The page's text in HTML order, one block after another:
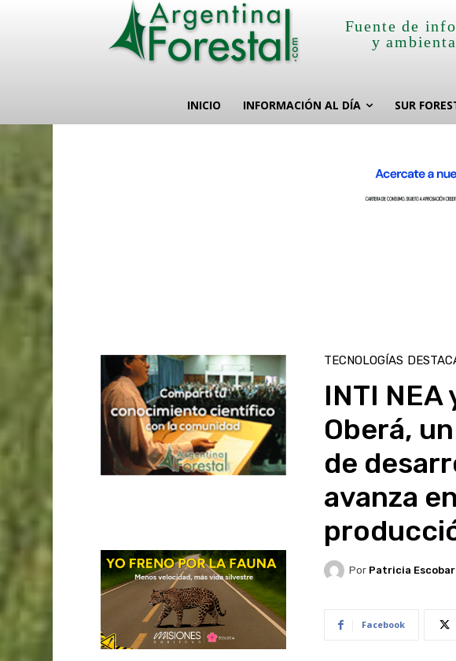
Fuente de
y
INICIO INFORMACIÓN AL DÍA SUR
TECNOLOGÍAS
INTI
Oberá,
de
avanza
Por Patricia Escobar
Facebook